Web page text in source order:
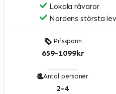
Lokala råvaror
Nordens största
Prisspann
659-1099kr
Antal personer
2-4